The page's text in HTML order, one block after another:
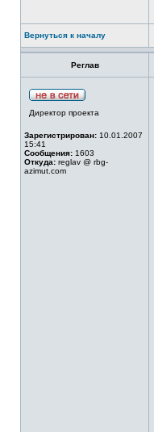
Вернуться к началу
Реглав
Директор проекта
Зарегистрирован: 10.01.2007
15:41
Сообщения: 1603
Откуда: reglav @ rbg-
azimut.com